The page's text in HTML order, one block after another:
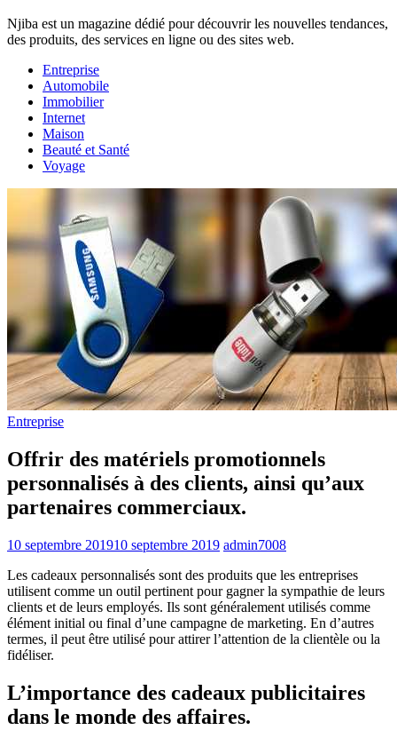
Njiba est un magazine dédié pour découvrir les nouvelles tendances,
des produits, des services en ligne ou des sites web.
Entreprise
Automobile
Immobilier
Internet
Maison
Beauté et Santé
Voyage
Entreprise
Offrir des matériels promotionnels
personnalisés à des clients, ainsi qu’aux
partenaires commerciaux.
10 septembre 201910 septembre 2019 admin7008
Les cadeaux personnalisés sont des produits que les entreprises
utilisent comme un outil pertinent pour gagner la sympathie de leurs
clients et de leurs employés. Ils sont généralement utilisés comme
élément initial ou final d’une campagne de marketing. En d’autres
termes, il peut être utilisé pour attirer l’attention de la clientèle ou la
fidéliser.
L’importance des cadeaux publicitaires
dans le monde des affaires.